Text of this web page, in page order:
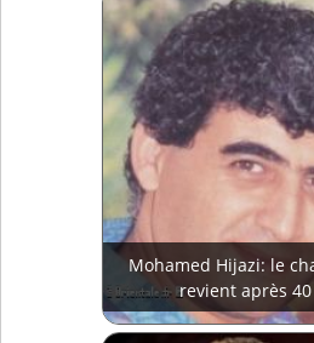
Mohamed Hijazi: le
revient après